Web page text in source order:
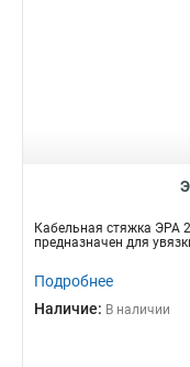
Кабельная стяжка ЭРА
предназначен для
Подробнее
Наличие: В наличии